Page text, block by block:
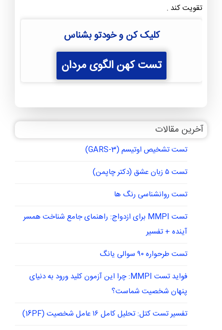
تقویت کند .
کلیک کن و خودتو بشناس
تست کهن الگوی مردان
آخرین مقالات
تست تشخیص اوتیسم (GARS-3)
تست ۵ زبان عشق (دکتر چاپمن)
تست روانشناسی رنگ ها
تست MMPI برای ازدواج: راهنمای جامع شناخت همسر
آینده + تفسیر
تست طرحواره ۹۰ سوالی یانگ
فواید تست MMPI: چرا این آزمون کلید ورود به دنیای
پنهان شخصیت شماست؟
تفسیر تست کتل: تحلیل کامل ۱۶ عامل شخصیت (16PF)